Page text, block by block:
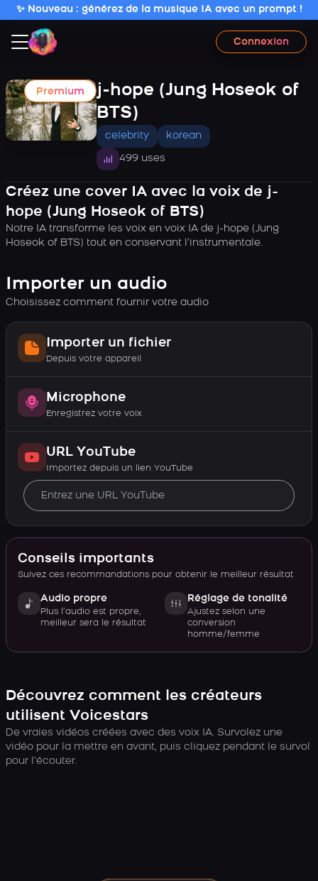
✨ Nouveau : générez de la musique IA avec un prompt !
Connexion
Premium
j-hope (Jung Hoseok of
BTS)
celebrity korean
499 uses
Créez une cover IA avec la voix de j-
hope (Jung Hoseok of BTS)
Notre IA transforme les voix en voix IA de j-hope (Jung
Hoseok of BTS) tout en conservant l’instrumentale.
Importer un audio
Choisissez comment fournir votre audio
Importer un fichier
Depuis votre appareil
Microphone
Enregistrez votre voix
URL YouTube
Importez depuis un lien YouTube
Conseils importants
Suivez ces recommandations pour obtenir le meilleur résultat
Audio propre
Plus l’audio est propre,
meilleur sera le résultat
Réglage de tonalité
Ajustez selon une
conversion
homme/femme
Découvrez comment les créateurs
utilisent Voicestars
De vraies vidéos créées avec des voix IA. Survolez une
vidéo pour la mettre en avant, puis cliquez pendant le survol
pour l’écouter.